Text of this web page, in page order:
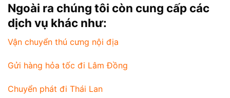
Ngoài ra chúng tôi còn cung cấp các
dịch vụ khác như:
Vận chuyển thú cưng nội địa
Gửi hàng hỏa tốc đi Lâm Đồng
Chuyển phát đi Thái Lan